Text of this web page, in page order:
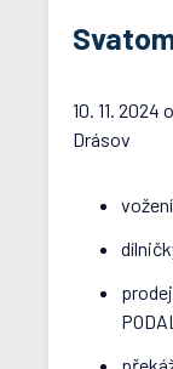
10. 11.
Drásov
PODAL